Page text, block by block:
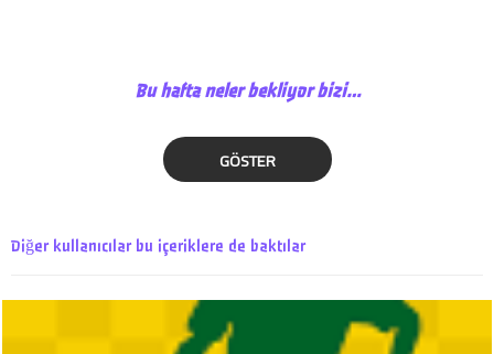
Bu hafta neler bekliyor bizi…
GÖSTER
Diğer kullanıcılar bu içeriklere de baktılar